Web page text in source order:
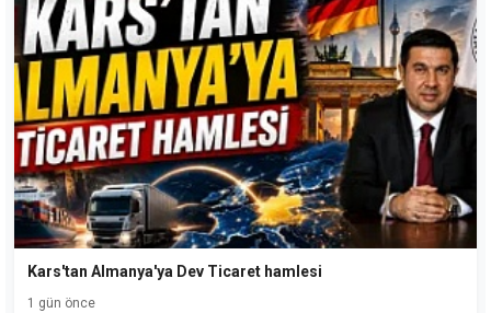
Kars'tan Almanya'ya Dev Ticaret hamlesi
1 gün önce